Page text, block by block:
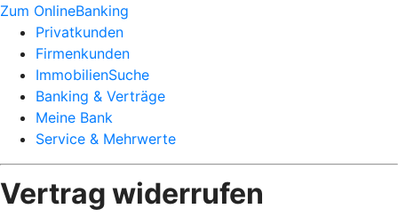
Zum OnlineBanking
Privatkunden
Firmenkunden
ImmobilienSuche
Banking & Verträge
Meine Bank
Service & Mehrwerte
Vertrag widerrufen